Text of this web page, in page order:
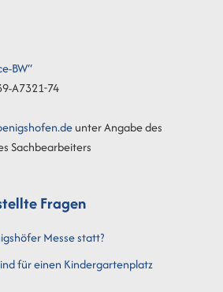
BW“
A7321-74
unter Angabe des
Sachbearbeiters
Fragen
Messe statt?
für einen Kindergartenplatz